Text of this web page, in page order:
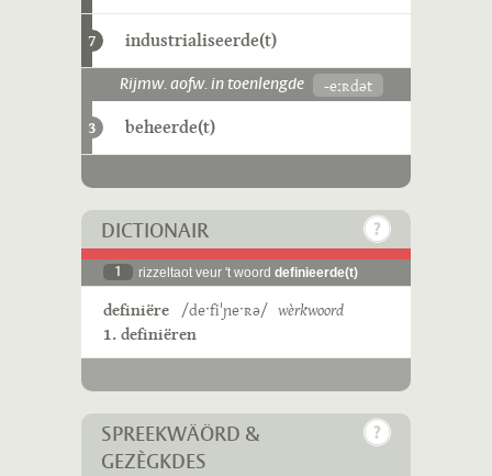
7 industrialiseerde(t)
Rijmw. aofw. in toenlengde -eːʀdət
3 beheerde(t)
DICTIONAIR
1 rizzeltaot veur 't woord definieerde(t)
definiëre /deˑfiˈɲeˑʀə/ wèrkwoord
1. definiëren
SPREEKWÄÖRD &
GEZÈGKDES